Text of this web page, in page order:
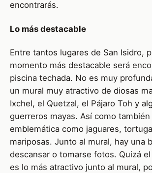
encontrarás.
Lo más destacable
Entre tantos lugares de San Isidro,
momento más destacable será
piscina techada. No es muy
un mural muy atractivo de diosas
Ixchel, el Quetzal, el Pájaro Toh y
guerreros mayas. Así como también
emblemática como jaguares,
mariposas. Junto al mural, hay una
descansar o tomarse fotos. Quizá
es lo más atractivo junto al mural,